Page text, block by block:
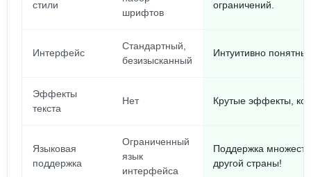
стили
шрифтов
ограничений.
Интерфейс
Стандартный,
безизысканный
Интуитивно
Эффекты
текста
Нет Крутые эффекты,
Языковая
поддержка
Ограниченный
язык
интерфейса
Поддержка
другой страны!